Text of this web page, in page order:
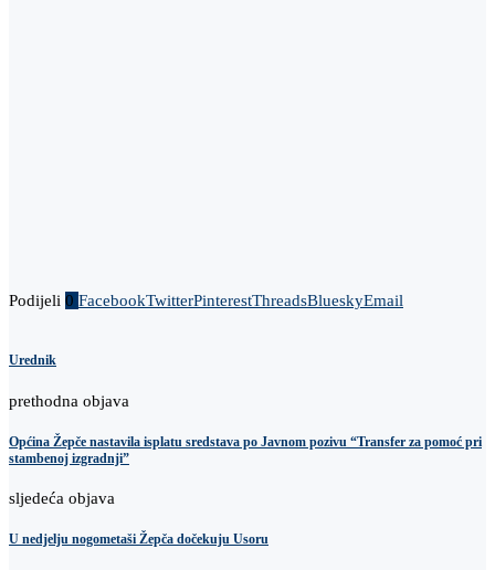
Podijeli 0 FacebookTwitterPinterestThreadsBlueskyEmail
Urednik
prethodna objava
Općina Žepče nastavila isplatu sredstava po Javnom pozivu “Transfer za pomoć pri
stambenoj izgradnji”
sljedeća objava
U nedjelju nogometaši Žepča dočekuju Usoru